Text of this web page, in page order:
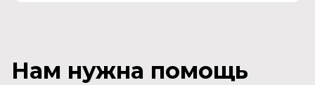
Нам нужна помощь